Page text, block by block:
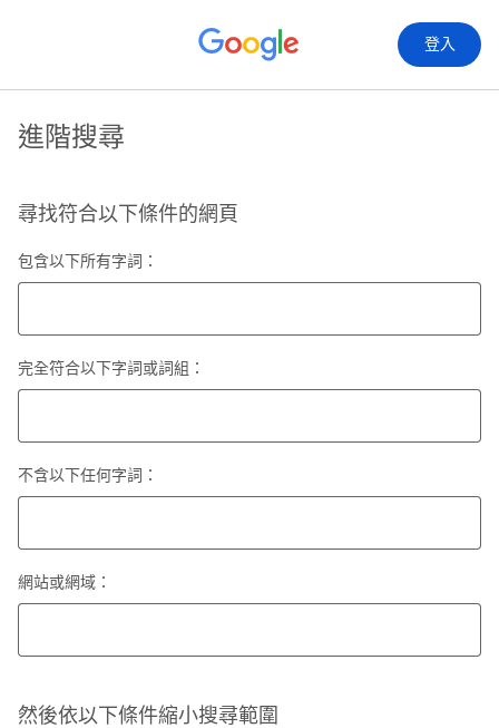
登入
進階搜尋
尋找符合以下條件的網頁
包含以下所有字詞：
完全符合以下字詞或詞組：
不含以下任何字詞：
網站或網域：
然後依以下條件縮小搜尋範圍